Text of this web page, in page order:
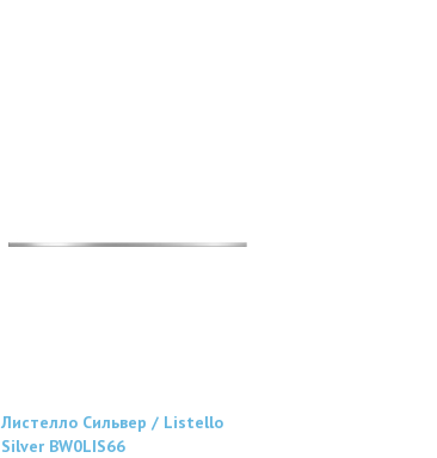
Листелло Сильвер / Listello
Silver BW0LIS66